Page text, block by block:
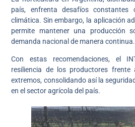
país, enfrenta desafíos constantes
climática. Sin embargo, la aplicación
permite mantener una producción
demanda nacional de manera continua.
Con estas recomendaciones, el
resiliencia de los productores
extremos, consolidando así la
en el sector agrícola del país.